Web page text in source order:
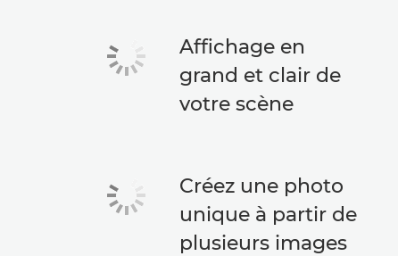
Affichage en
grand et clair de
votre scène
Créez une photo
unique à partir de
plusieurs images